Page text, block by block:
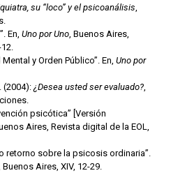
su “loco” y el psicoanálisis
En,Uno por Uno , Buenos Aires,
Mental y Orden Público”. En,Uno por
(2004):¿Desea usted ser evaluado?
psicótica” [Versión
Aires, Revista digital de la EOL,
retorno sobre la psicosis ordinaria”.
, Buenos Aires, XIV, 12-29.